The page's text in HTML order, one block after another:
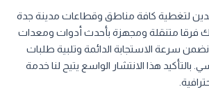
لتغطية كافة مناطق وقطاعات مدينة جدة
فرقا متنقلة ومجهزة بأحدث أدوات ومعدات
نضمن سرعة الاستجابة الدائمة وتلبية طلبات
هذا الانتشار الواسع يتيح لنا خدمة